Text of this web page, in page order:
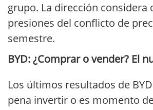
grupo. La dirección
presiones del conflicto de
semestre.
BYD: ¿Comprar o vender? El
Los últimos resultados de
pena invertir o es momento